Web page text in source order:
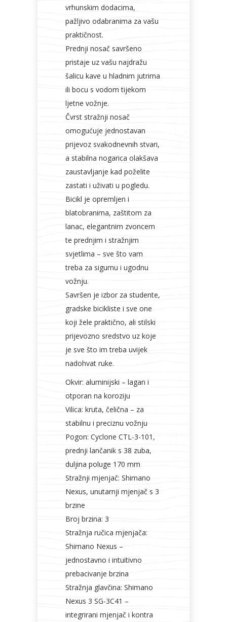
vrhunskim dodacima,
pažljivo odabranima za vašu
praktičnost.
Prednji nosač savršeno
pristaje uz vašu najdražu
šalicu kave u hladnim jutrima
ili bocu s vodom tijekom
ljetne vožnje.
Čvrst stražnji nosač
omogućuje jednostavan
prijevoz svakodnevnih stvari,
a stabilna nogarica olakšava
zaustavljanje kad poželite
zastati i uživati u pogledu.
Bicikl je opremljen i
blatobranima, zaštitom za
lanac, elegantnim zvoncem
te prednjim i stražnjim
svjetlima – sve što vam
treba za sigurnu i ugodnu
vožnju.
Savršen je izbor za studente,
gradske bicikliste i sve one
koji žele praktično, ali stilski
prijevozno sredstvo uz koje
je sve što im treba uvijek
nadohvat ruke.
Okvir: aluminijski – lagan i
otporan na koroziju
Vilica: kruta, čelična – za
stabilnu i preciznu vožnju
Pogon: Cyclone CTL-3-101,
prednji lančanik s 38 zuba,
duljina poluge 170 mm
Stražnji mjenjač: Shimano
Nexus, unutarnji mjenjač s 3
brzine
Broj brzina: 3
Stražnja ručica mjenjača:
Shimano Nexus –
jednostavno i intuitivno
prebacivanje brzina
Stražnja glavčina: Shimano
Nexus 3 SG-3C41 –
integrirani mjenjač i kontra